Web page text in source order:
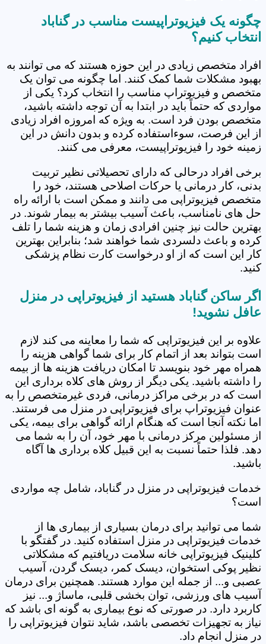
چگونه یک فیزیوتراپیست مناسب در گناباد
انتخاب کنیم؟
افراد متخصص زیادی در این حوزه هستند که می توانند به
بهبود مشکلات شما کمک کنند. اما چگونه می توان یک
متخصص و فیزیوتراپ مناسب را انتخاب کرد؟ یکی از
مواردی که حتماً باید در ابتدا به آن توجه داشته باشید،
متخصص بودن فرد است. به ویژه که امروزه افراد زیادی
از این فرصت، سوءاستفاده کرده و بدون دانش در این
زمینه خود را فیزیوتراپیست، معرفی می کنند.
برخی افراد درحالی که دارای تحصیلاتی نظیر تربیت
بدنی، کار درمانی یا حرکات اصلاحی هستند، خود را
متخصص فیزیوتراپی می دانند و ممکن است با ارائه راه
حل های نامناسب، باعث آسیب بیشتر به بیمار شوند. در
بهترین حالت نیز چنین افرادی زمان و هزینه شما را تلف
کرده و باعث دلسردی شما خواهند شد؛ بنابراین بهترین
کار این است که از او درخواست کارت نظام پزشکی
کنید.
اگر ساکن گناباد هستید از فیزیوتراپی در منزل
عافل نشوید!
علاوه بر این فیزیوتراپی که شما را معاینه می کند لازم
است بتواند بعد از اتمام کار برای شما گواهی هزینه را
همراه مهر خود بنویسد تا امکان دریافت هزینه ها از بیمه
را داشته باشید. یکی دیگر از روش های کلاه برداری این
است که در برخی مراکز درمانی، فردی غیرمتخصص را به
عنوان فیزیوتراپ برای فیزیوتراپی در منزل می فرستند.
اما نکته آنجا است که هنگام ارائه گواهی برای بیمه، یکی
از مسئولین مرکز درمانی با مهر خود، آن را به شما می
دهد. فلذا حتماً نسبت به این قبیل کلاه برداری ها آگاه
باشید.
خدمات فیزیوتراپی در منزل در گناباد، شامل چه مواردی
است؟
شما می توانید برای درمان بسیاری از بیماری ها از
خدمات فیزیوتراپی در منزل استفاده کنید. در گفتگو با
کلینیک فیزیوتراپی خانه سلامت دریافتیم که مشکلاتی
نظیر پوکی استخوان، دیسک کمر، دیسک گردن، آسیب
عصبی و... از جمله این موارد هستند. همچنین برای درمان
آسیب های ورزشی، توان بخشی قلبی، ماساژ و... نیز
کاربرد دارد. در صورتی که نوع بیماری به گونه ای باشد که
نیاز به تجهیزات تخصصی باشد، شاید نتوان فیزیوتراپی را
در منزل انجام داد.